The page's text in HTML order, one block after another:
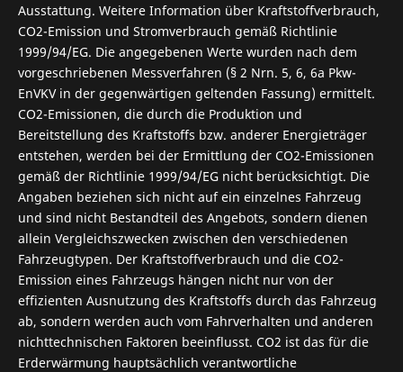
Ausstattung. Weitere Information über Kraftstoffverbrauch,
CO2-Emission und Stromverbrauch gemäß Richtlinie
1999/94/EG. Die angegebenen Werte wurden nach dem
vorgeschriebenen Messverfahren (§ 2 Nrn. 5, 6, 6a Pkw-
EnVKV in der gegenwärtigen geltenden Fassung) ermittelt.
CO2-Emissionen, die durch die Produktion und
Bereitstellung des Kraftstoffs bzw. anderer Energieträger
entstehen, werden bei der Ermittlung der CO2-Emissionen
gemäß der Richtlinie 1999/94/EG nicht berücksichtigt. Die
Angaben beziehen sich nicht auf ein einzelnes Fahrzeug
und sind nicht Bestandteil des Angebots, sondern dienen
allein Vergleichszwecken zwischen den verschiedenen
Fahrzeugtypen. Der Kraftstoffverbrauch und die CO2-
Emission eines Fahrzeugs hängen nicht nur von der
effizienten Ausnutzung des Kraftstoffs durch das Fahrzeug
ab, sondern werden auch vom Fahrverhalten und anderen
nichttechnischen Faktoren beeinflusst. CO2 ist das für die
Erderwärmung hauptsächlich verantwortliche